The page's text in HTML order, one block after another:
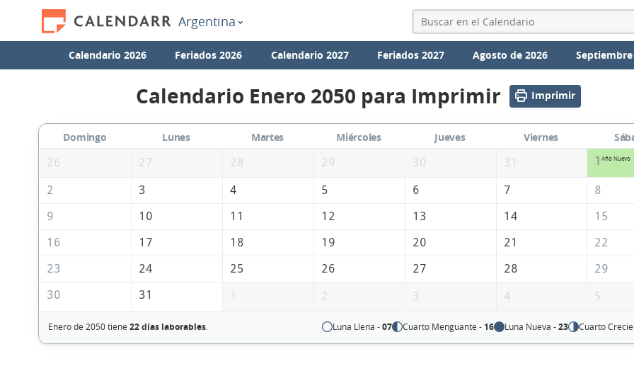
Argentina
Calendario 2026 Feriados 2026 Calendario 2027 Feriados 2027 Agosto de 2026
Calendario Enero 2050 para Imprimir Imprimir
Domingo Lunes Martes Miércoles Jueves Viernes
26
27 28 29 30 31 1 Año Nuevo
2 3 4 5 6 7
8
9
10 11 12 13 14
15
16
17 18 19 20 21
22
23
24 25 26 27 28
29
30
31 1 2 3 4 5
Enero de 2050 tiene 22 días laborables. Luna Llena -07 Cuarto Menguante - 16 Luna Nueva -23 Cuarto